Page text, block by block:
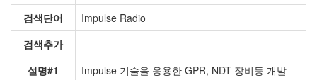
검색단어
Impulse Radio
검색추가
설명#1
Impulse 기술을 응용한 GPR, NDT 장비등 개발